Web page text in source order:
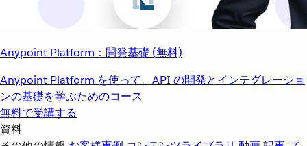
Anypoint Platform：開発基礎 (無料)
Anypoint Platform を使って、API の開発とインテグレーショ
ンの基礎を学ぶためのコース
無料で受講する
資料